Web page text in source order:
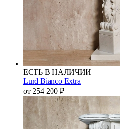
ЕСТЬ В НАЛИЧИИ
Lurd Bianco Extra
от 254 200 ₽